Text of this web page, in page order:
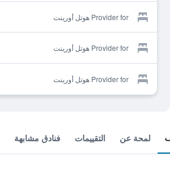
Provider for هوتل أورينت
Provider for هوتل أورينت
Provider for هوتل أورينت
لمحة عن التقييمات فنادق مشابهة